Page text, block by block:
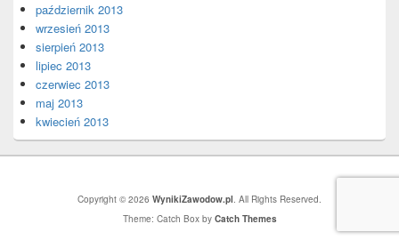
październik 2013
wrzesień 2013
sierpień 2013
lipiec 2013
czerwiec 2013
maj 2013
kwiecień 2013
Copyright © 2026 WynikiZawodow.pl. All Rights Reserved.
Theme: Catch Box by Catch Themes